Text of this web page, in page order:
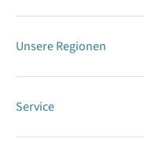
Unsere Regionen
Service